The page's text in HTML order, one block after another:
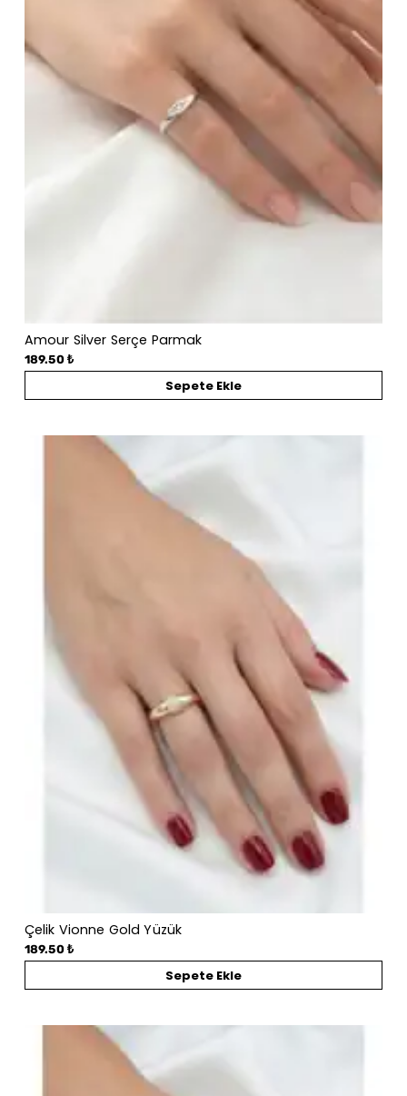
Amour Silver Serçe Parmak
189.50 ₺
Sepete Ekle
Çelik Vionne Gold Yüzük
189.50 ₺
Sepete Ekle